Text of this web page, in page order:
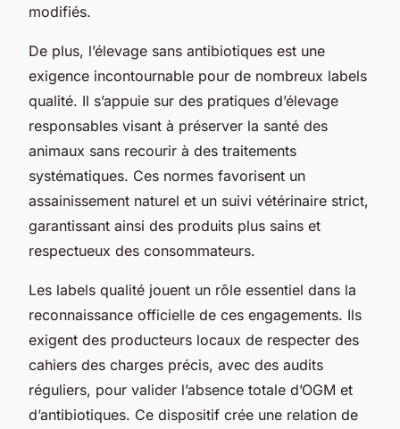
modifiés.
De plus, l’élevage sans antibiotiques est une
exigence incontournable pour de nombreux labels
qualité. Il s’appuie sur des pratiques d’élevage
responsables visant à préserver la santé des
animaux sans recourir à des traitements
systématiques. Ces normes favorisent un
assainissement naturel et un suivi vétérinaire strict,
garantissant ainsi des produits plus sains et
respectueux des consommateurs.
Les labels qualité jouent un rôle essentiel dans la
reconnaissance officielle de ces engagements. Ils
exigent des producteurs locaux de respecter des
cahiers des charges précis, avec des audits
réguliers, pour valider l’absence totale d’OGM et
d’antibiotiques. Ce dispositif crée une relation de